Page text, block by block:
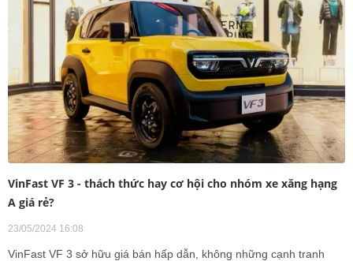
VinFast VF 3 - thách thức hay cơ hội cho nhóm xe xăng hạng
A giá rẻ?
23/05/2024 16:08
VinFast VF 3 sở hữu giá bán hấp dẫn, không những cạnh tranh